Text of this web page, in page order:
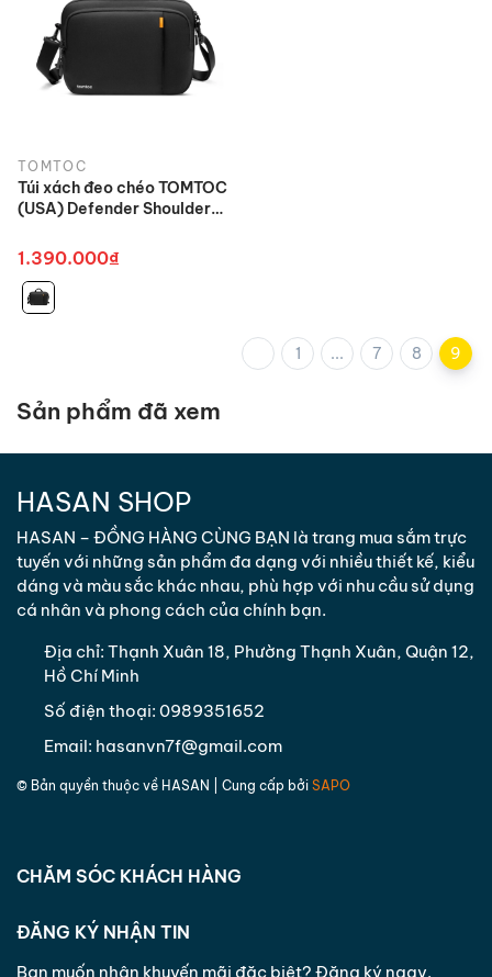
TOMTOC
Túi xách đeo chéo TOMTOC
(USA) Defender Shoulder
Macbook/Ultrabook
1.390.000₫
1 ... 7 8 9
Sản phẩm đã xem
HASAN SHOP
HASAN – ĐỒNG HÀNG CÙNG BẠN là trang mua sắm trực
tuyến với những sản phẩm đa dạng với nhiều thiết kế, kiểu
dáng và màu sắc khác nhau, phù hợp với nhu cầu sử dụng
cá nhân và phong cách của chính bạn.
Địa chỉ: Thạnh Xuân 18, Phường Thạnh Xuân, Quận 12,
Hồ Chí Minh
Số điện thoại: 0989351652
Email: hasanvn7f@gmail.com
© Bản quyền thuộc về HASAN | Cung cấp bởi SAPO
CHĂM SÓC KHÁCH HÀNG
ĐĂNG KÝ NHẬN TIN
Bạn muốn nhận khuyến mãi đặc biệt? Đăng ký ngay.